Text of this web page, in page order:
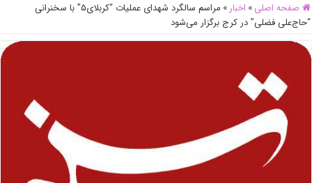
صفحه اصلی » اخبار »
مراسم سالگرد شهدای عملیات “کربلای۵” با سخنرانی
“حاج‌علی فضلی” در کرج برگزار می‌شود